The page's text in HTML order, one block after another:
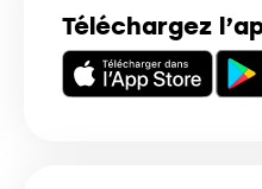
Téléchargez